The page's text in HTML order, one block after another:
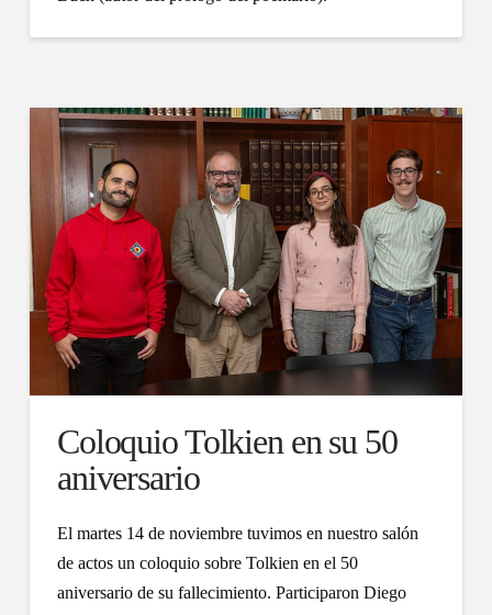
Coloquio Tolkien en su 50
aniversario
El martes 14 de noviembre tuvimos en nuestro salón
de actos un coloquio sobre Tolkien en el 50
aniversario de su fallecimiento. Participaron Diego